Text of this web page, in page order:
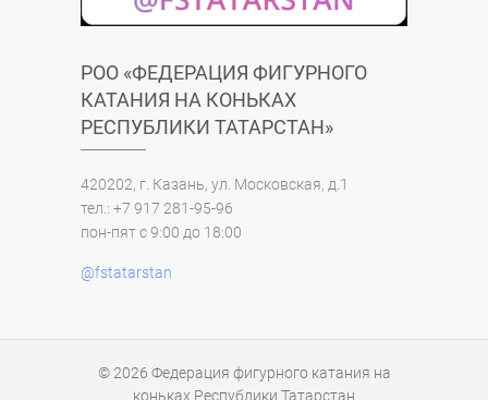
РОО «ФЕДЕРАЦИЯ ФИГУРНОГО
КАТАНИЯ НА КОНЬКАХ
РЕСПУБЛИКИ ТАТАРСТАН»
420202, г. Казань, ул. Московская, д.1
тел.: +7 917 281-95-96
пон-пят с 9:00 до 18:00
@fstatarstan
© 2026 Федерация фигурного катания на
коньках Республики Татарстан